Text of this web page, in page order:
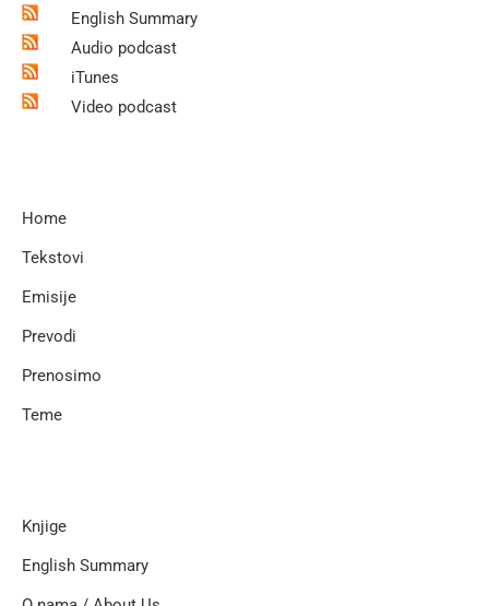
English Summary
Audio podcast
iTunes
Video podcast
Home
Tekstovi
Emisije
Prevodi
Prenosimo
Teme
Knjige
English Summary